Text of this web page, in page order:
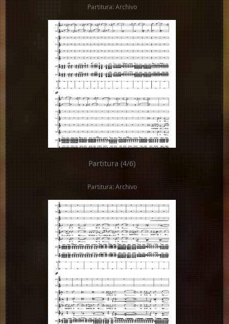
Partitura: Archivo
Partitura (4/6)
Partitura: Archivo